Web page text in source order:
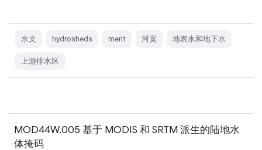
水文 hydrosheds merit 河宽 地表水和地下水
上游排水区
MOD44W.005 基于 MODIS 和 SRTM 派生的陆地水
体掩码